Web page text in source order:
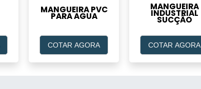
MANGUEIRA PVC
PARA AGUA
COTAR AGORA
MANGUEIRA
INDUSTRIAL
SUCÇÃO
COTAR AGORA